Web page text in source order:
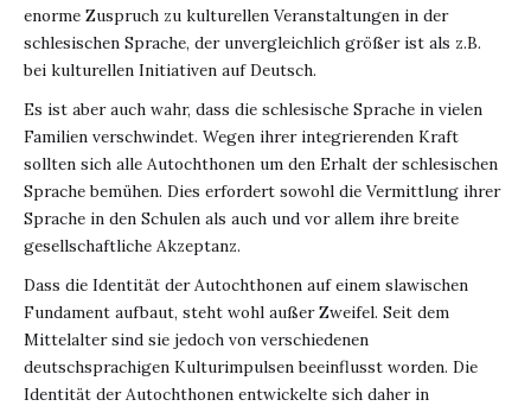
enorme Zuspruch zu kulturellen Veranstaltungen in der
schlesischen Sprache, der unvergleichlich größer ist als z.B.
bei kulturellen Initiativen auf Deutsch.
Es ist aber auch wahr, dass die schlesische Sprache in vielen
Familien verschwindet. Wegen ihrer integrierenden Kraft
sollten sich alle Autochthonen um den Erhalt der schlesischen
Sprache bemühen. Dies erfordert sowohl die Vermittlung ihrer
Sprache in den Schulen als auch und vor allem ihre breite
gesellschaftliche Akzeptanz.
Dass die Identität der Autochthonen auf einem slawischen
Fundament aufbaut, steht wohl außer Zweifel. Seit dem
Mittelalter sind sie jedoch von verschiedenen
deutschsprachigen Kulturimpulsen beeinflusst worden. Die
Identität der Autochthonen entwickelte sich daher in